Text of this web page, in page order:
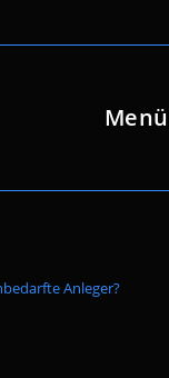
Menü
Anleger?